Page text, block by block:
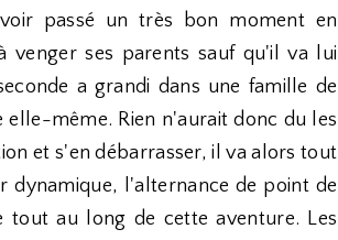
passé un très bon moment en
venger ses parents sauf qu'il va lui
a grandi dans une famille de
même. Rien n'aurait donc du les
et s'en débarrasser, il va alors tout
dynamique, l'alternance de point de
au long de cette aventure. Les